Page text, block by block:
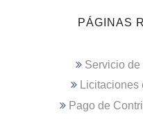
PÁGINAS
Servicio de
Licitaciones
Pago de